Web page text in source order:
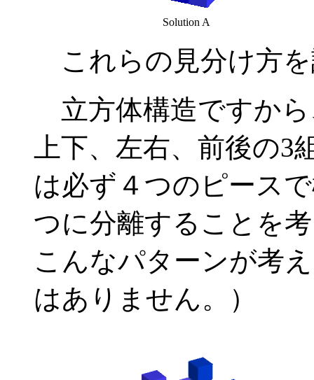
Solution A
これらの見分け方
立方体構造ですか
上下、左右、前後の
は必ず４つのピース
つに分離することを
こんなパターンが考
はありません。）